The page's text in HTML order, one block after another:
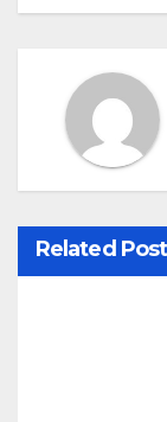
n
a
v
i
Related Post